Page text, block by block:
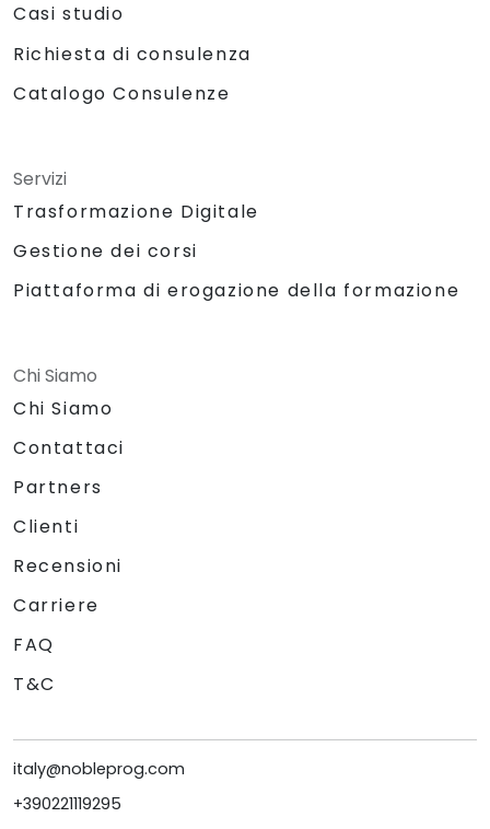
Casi studio
Richiesta di consulenza
Catalogo Consulenze
Servizi
Trasformazione Digitale
Gestione dei corsi
Piattaforma di erogazione della formazione
Chi Siamo
Chi Siamo
Contattaci
Partners
Clienti
Recensioni
Carriere
FAQ
T&C
italy@nobleprog.com
+390221119295